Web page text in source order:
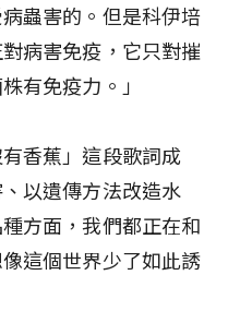
蟲害的。但是科伊培
病害免疫，它只對摧
有免疫力。」
香蕉」這段歌詞成
以遺傳方法改造水
方面，我們都正在和
這個世界少了如此誘